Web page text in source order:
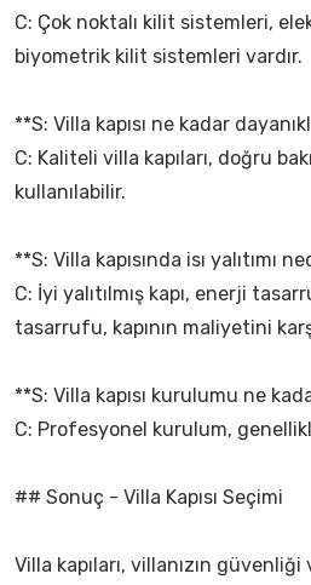
C: Çok noktalı kilit sistemleri,
biyometrik kilit sistemleri vardır.
**S: Villa kapısı ne kadar
C: Kaliteli villa kapıları, doğru
kullanılabilir.
**S: Villa kapısında isı yalıtımı
C: İyi yalıtılmış kapı, enerji
tasarrufu, kapının maliyetini
**S: Villa kapısı kurulumu ne
C: Profesyonel kurulum,
## Sonuç - Villa Kapısı Seçimi
Villa kapıları, villanızın